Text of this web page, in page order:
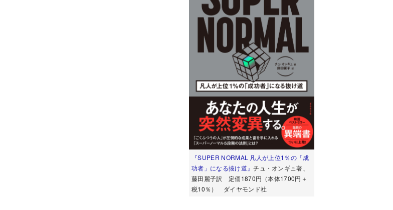
『SUPER NORMAL 凡人が上位1％の「成
功者」になる抜け道』チュ・オンギュ著、
藤田麗子訳 定価1870円（本体1700円＋
税10％） ダイヤモンド社